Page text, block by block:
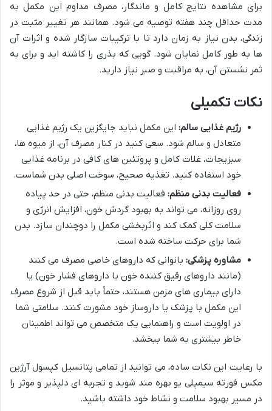
برای مشاهده نتایج کامل و ماندگار، مصرف مداوم این مکمل به
مدت حداقل چند هفته توصیه می شود. همانند هر تغییر مثبت در
زندگی، بدن نیاز به زمان دارد تا با ترکیبات سازگار شده و اثرات آن
ها به طور کامل نمایان شود. گویی که بذری را کاشته اید و برای به
ثمر نشستن آن، به مراقبت و صبر نیاز دارید.
نکات تکمیلی
رژیم غذایی سالم: این مکمل نباید جایگزین یک رژیم غذایی
متعادل و سالم شود. سعی کنید در کنار مصرف آن، از میوه ها،
سبزیجات، غلات کامل و پروتئین های کافی در برنامه غذایی
خود استفاده کنید. تغذیه صحیح، سوخت اصلی بدن شماست.
فعالیت بدنی منظم: فعالیت بدنی منظم، حتی در حد پیاده
روی روزانه، می تواند به بهبود گردش خون، افزایش انرژی و
سلامت کلی کمک کند و اثربخشی مکمل را دوچندان سازد. بدن
شما برای حرکت ساخته شده است.
مشاوره پزشکی: بانوانی که داروهای خاصی مصرف می کنند
(مانند داروهای رقیق کننده خون یا داروهای فشار خون) یا
دارای بیماری های مزمن هستند، حتماً باید قبل از شروع مصرف
این مکمل با پزشک یا داروساز خود مشورت کنند. سلامتی شما
در اولویت است و راهنمایی یک متخصص می تواند اطمینان
خاطر بیشتری به شما ببخشد.
با رعایت این نکات ساده، می توانید از تمامی پتانسیل کپسول آرژین
مکس فورته سیمپلی یو بهره مند شوید و تجربه ای دلپذیر و موثر را
در مسیر بهبود سلامت و نشاط خود داشته باشید.